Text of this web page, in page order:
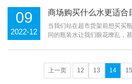
首先要简单了解空调的工作原
要明白，空调制冷并不是直接
09
2022-12
商场购买什么水更适合
当我们站在超市货架前想买买
同的瓶装水让我们眼花缭乱，
矿泉水”瓶装水归因于矿泉水，
饮料通则》（GB/T瓶装水分为
上一页 12 13 14 15